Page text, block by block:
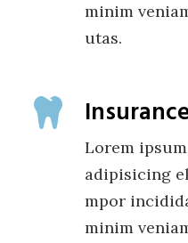
minim
utas.
Lorem
adipisicing
mpor
minim